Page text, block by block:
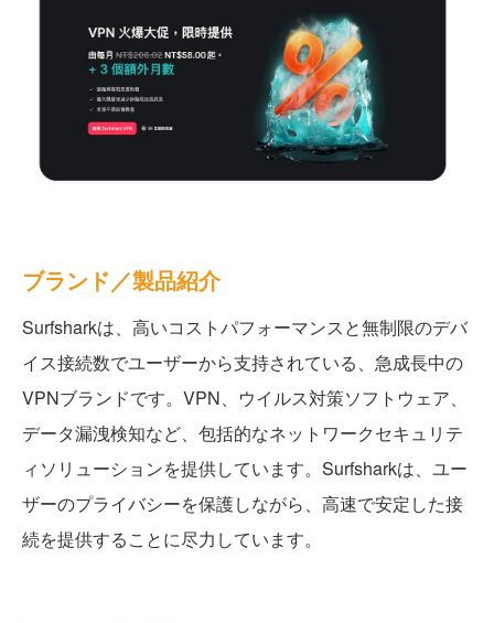
ブランド／製品紹介
Surfsharkは、高いコストパフォーマンスと無制限のデバ
イス接続数でユーザーから支持されている、急成長中の
VPNブランドです。VPN、ウイルス対策ソフトウェア、
データ漏洩検知など、包括的なネットワークセキュリテ
ィソリューションを提供しています。Surfsharkは、ユー
ザーのプライバシーを保護しながら、高速で安定した接
続を提供することに尽力しています。